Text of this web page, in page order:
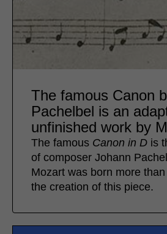
The famous Canon
Pachelbel is an
unfinished work by
The famous Canon in D is
of composer Johann
Mozart was born more
the creation of this piece.